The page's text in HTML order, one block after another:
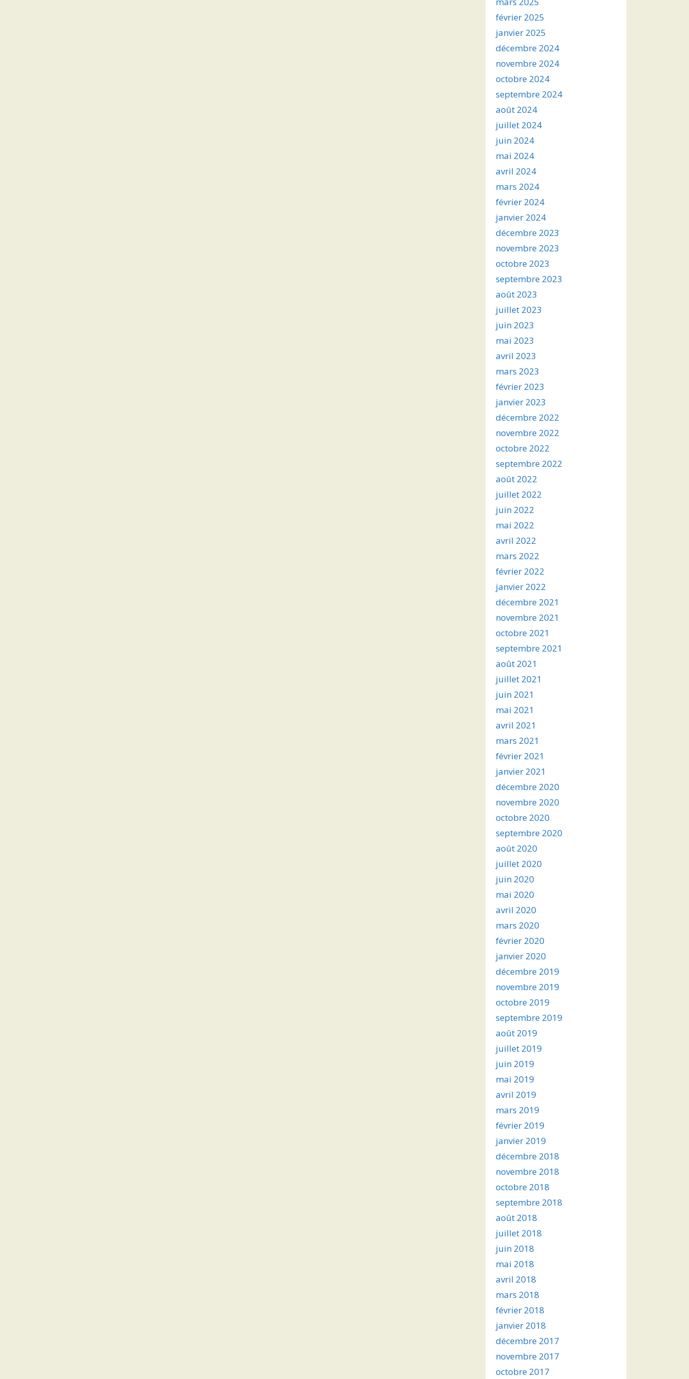
février 2025
janvier 2025
décembre 2024
novembre 2024
octobre 2024
septembre 2024
août 2024
juillet 2024
juin 2024
mai 2024
avril 2024
mars 2024
février 2024
janvier 2024
décembre 2023
novembre 2023
octobre 2023
septembre 2023
août 2023
juillet 2023
juin 2023
mai 2023
avril 2023
mars 2023
février 2023
janvier 2023
décembre 2022
novembre 2022
octobre 2022
septembre 2022
août 2022
juillet 2022
juin 2022
mai 2022
avril 2022
mars 2022
février 2022
janvier 2022
décembre 2021
novembre 2021
octobre 2021
septembre 2021
août 2021
juillet 2021
juin 2021
mai 2021
avril 2021
mars 2021
février 2021
janvier 2021
décembre 2020
novembre 2020
octobre 2020
septembre 2020
août 2020
juillet 2020
juin 2020
mai 2020
avril 2020
mars 2020
février 2020
janvier 2020
décembre 2019
novembre 2019
octobre 2019
septembre 2019
août 2019
juillet 2019
juin 2019
mai 2019
avril 2019
mars 2019
février 2019
janvier 2019
décembre 2018
novembre 2018
octobre 2018
septembre 2018
août 2018
juillet 2018
juin 2018
mai 2018
avril 2018
mars 2018
février 2018
janvier 2018
décembre 2017
novembre 2017
octobre 2017